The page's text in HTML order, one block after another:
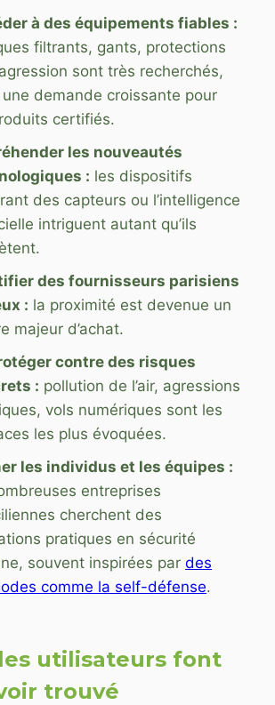
à des équipements fiables :
filtrants, gants, protections
sont très recherchés,
une demande croissante pour
certifiés.
les nouveautés
: les dispositifs
des capteurs ou l’intelligence
intriguent autant qu’ils
des fournisseurs parisiens
: la proximité est devenue un
majeur d’achat.
contre des risques
: pollution de l’air, agressions
vols numériques sont les
les plus évoquées.
les individus et les équipes :
entreprises
cherchent des
pratiques en sécurité
souvent inspirées par des
comme la self-défense.
utilisateurs font
trouvé